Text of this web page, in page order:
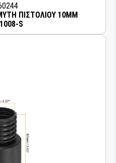
ΠΙΣΤΟΛΙΟΥ 10MM
S